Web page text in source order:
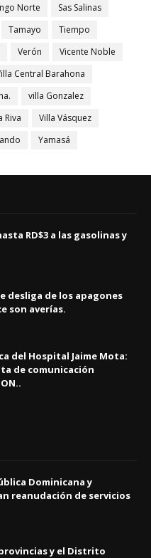
Norte
Sas Salinas
Tamayo
Tiempo
Verón
Vicente Noble
Central Barahona
villa Gonzalez
Riva
Villa Vásquez
Yamasá
RD$3 a las gasolinas y
desliga de los apagones
son averías.
del Hospital Jaime Mota:
de comunicación
Dominicana y
reanudación de servicios
y el Distrito